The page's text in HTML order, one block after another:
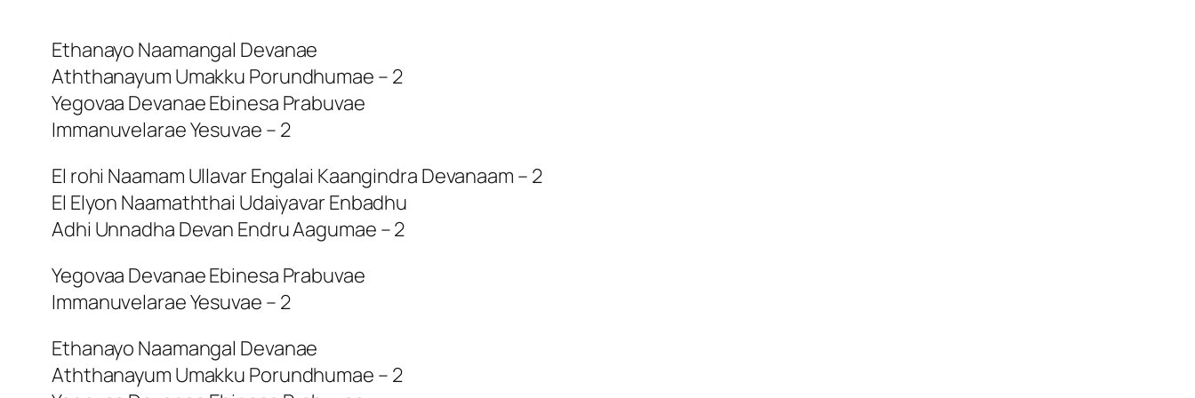
Ethanayo Naamangal Devanae
Aththanayum Umakku Porundhumae – 2
Yegovaa Devanae Ebinesa Prabuvae
Immanuvelarae Yesuvae – 2
El rohi Naamam Ullavar Engalai Kaangindra Devanaam – 2
El Elyon Naamaththai Udaiyavar Enbadhu
Adhi Unnadha Devan Endru Aagumae – 2
Yegovaa Devanae Ebinesa Prabuvae
Immanuvelarae Yesuvae – 2
Ethanayo Naamangal Devanae
Aththanayum Umakku Porundhumae – 2